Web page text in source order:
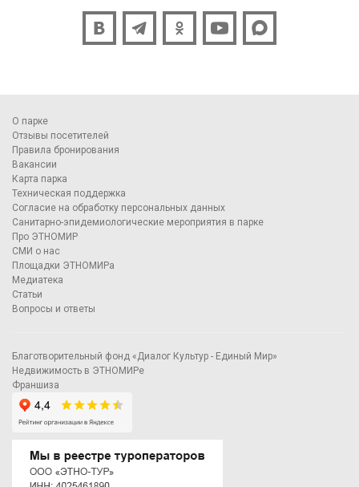
О парке
Отзывы посетителей
Правила бронирования
Вакансии
Карта парка
Техническая поддержка
Согласие на обработку персональных данных
Санитарно-эпидемиологические мероприятия в парке
Про ЭТНОМИР
СМИ о нас
Площадки ЭТНОМИРа
Медиатека
Статьи
Вопросы и ответы
Благотворительный фонд «Диалог Культур - Единый Мир»
Недвижимость в ЭТНОМИРе
Франшиза